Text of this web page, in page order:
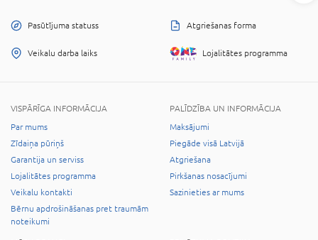
Pasūtījuma statuss Atgriešanas forma
Veikalu darba laiks Lojalitātes programma
VISPĀRĪGA INFORMĀCIJA
Par mums
Zīdaiņa pūriņš
Garantija un serviss
Lojalitātes programma
Veikalu kontakti
Bērnu apdrošināšanas pret traumām
noteikumi
PALĪDZĪBA UN INFORMĀCIJA
Maksājumi
Piegāde visā Latvijā
Atgriešana
Pirkšanas nosacījumi
Sazinieties ar mums